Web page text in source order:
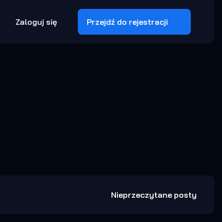
Zaloguj się Przejdź do rejestracji
Nieprzeczytane posty